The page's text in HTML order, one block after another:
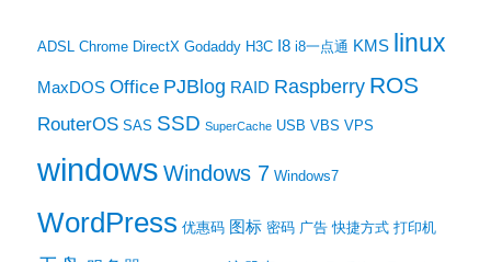
ADSL Chrome DirectX Godaddy H3C I8 i8一点通 KMS linux
MaxDOS Office PJBlog RAID Raspberry ROS
RouterOS SAS SSD SuperCache USB VBS VPS
windows Windows 7 Windows7
WordPress 优惠码 图标 密码 广告 快捷方式 打印机